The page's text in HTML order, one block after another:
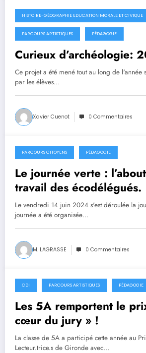
20 juin 2024
HISTOIRE-GÉOGRAPHIE EDUCATION MORALE ET CIVIQUE
PARCOURS ARTISTIQUES PÉDAGOGIE
Curieux d’archéologie:
Ce projet a été mené tout au long de
par les élèves…
Xavier Cuenot 0 Commentaires
16 juin 2024
PARCOURS CITOYENS PÉDAGOGIE
Le journée verte :
travail des écodélégués.
Le vendredi 14 juin 2024 s'est déroulée la
journée a été organisée…
M. LAGRASSE 0 Commentaires
14 juin 2024
CDI PARCOURS ARTISTIQUES PÉDAGOGIE
Les 5A remportent le
cœur du jury » !
La classe de 5A a participé cette année au
Lecteur.trice.s de Gironde avec…